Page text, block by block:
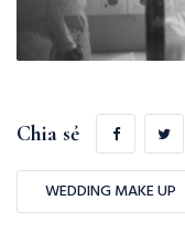
Chia sẻ
WEDDING MAKE UP